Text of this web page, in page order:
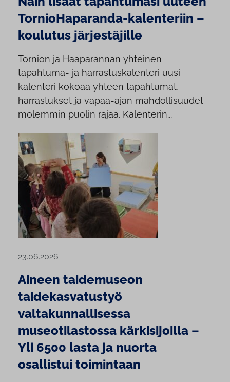
TornioHaparanda-kalenteriin –
koulutus järjestäjille
Tornion ja Haaparannan yhteinen
tapahtuma- ja harrastuskalenteri uusi
kalenteri kokoaa yhteen tapahtumat,
harrastukset ja vapaa-ajan mahdollisuudet
molemmin puolin rajaa. Kalenterin...
23.06.2026
Aineen taidemuseon
taidekasvatustyö
valtakunnallisessa
museotilastossa kärkisijoilla –
Yli 6500 lasta ja nuorta
osallistui toimintaan